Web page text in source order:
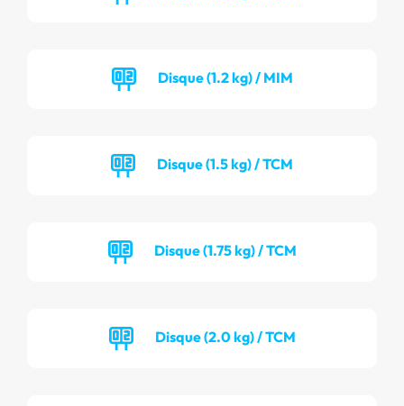
Disque (1.2 kg) / MIM
Disque (1.5 kg) / TCM
Disque (1.75 kg) / TCM
Disque (2.0 kg) / TCM